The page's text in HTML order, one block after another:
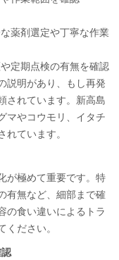
薬剤選定や丁寧な作業
定期点検の有無を確認
説明があり、もし再発
されています。新高島
マやコウモリ、イタチ
ています。
が極めて重要です。特
有無など、細部まで確
の食い違いによるトラ
ださい。